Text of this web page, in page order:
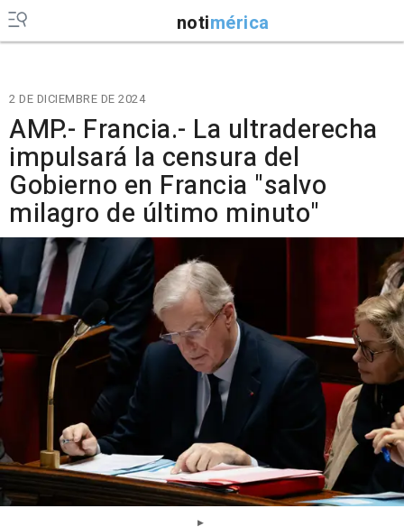
notimérica
2 DE DICIEMBRE DE 2024
AMP.- Francia.- La ultraderecha
impulsará la censura del
Gobierno en Francia "salvo
milagro de último minuto"